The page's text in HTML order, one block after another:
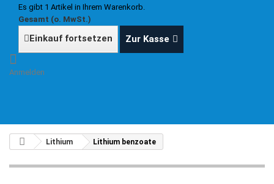
Es gibt 1 Artikel in Ihrem Warenkorb.
Gesamt (o. MwSt.)
Einkauf fortsetzen Zur Kasse
Anmelden
Lithium Lithium benzoate